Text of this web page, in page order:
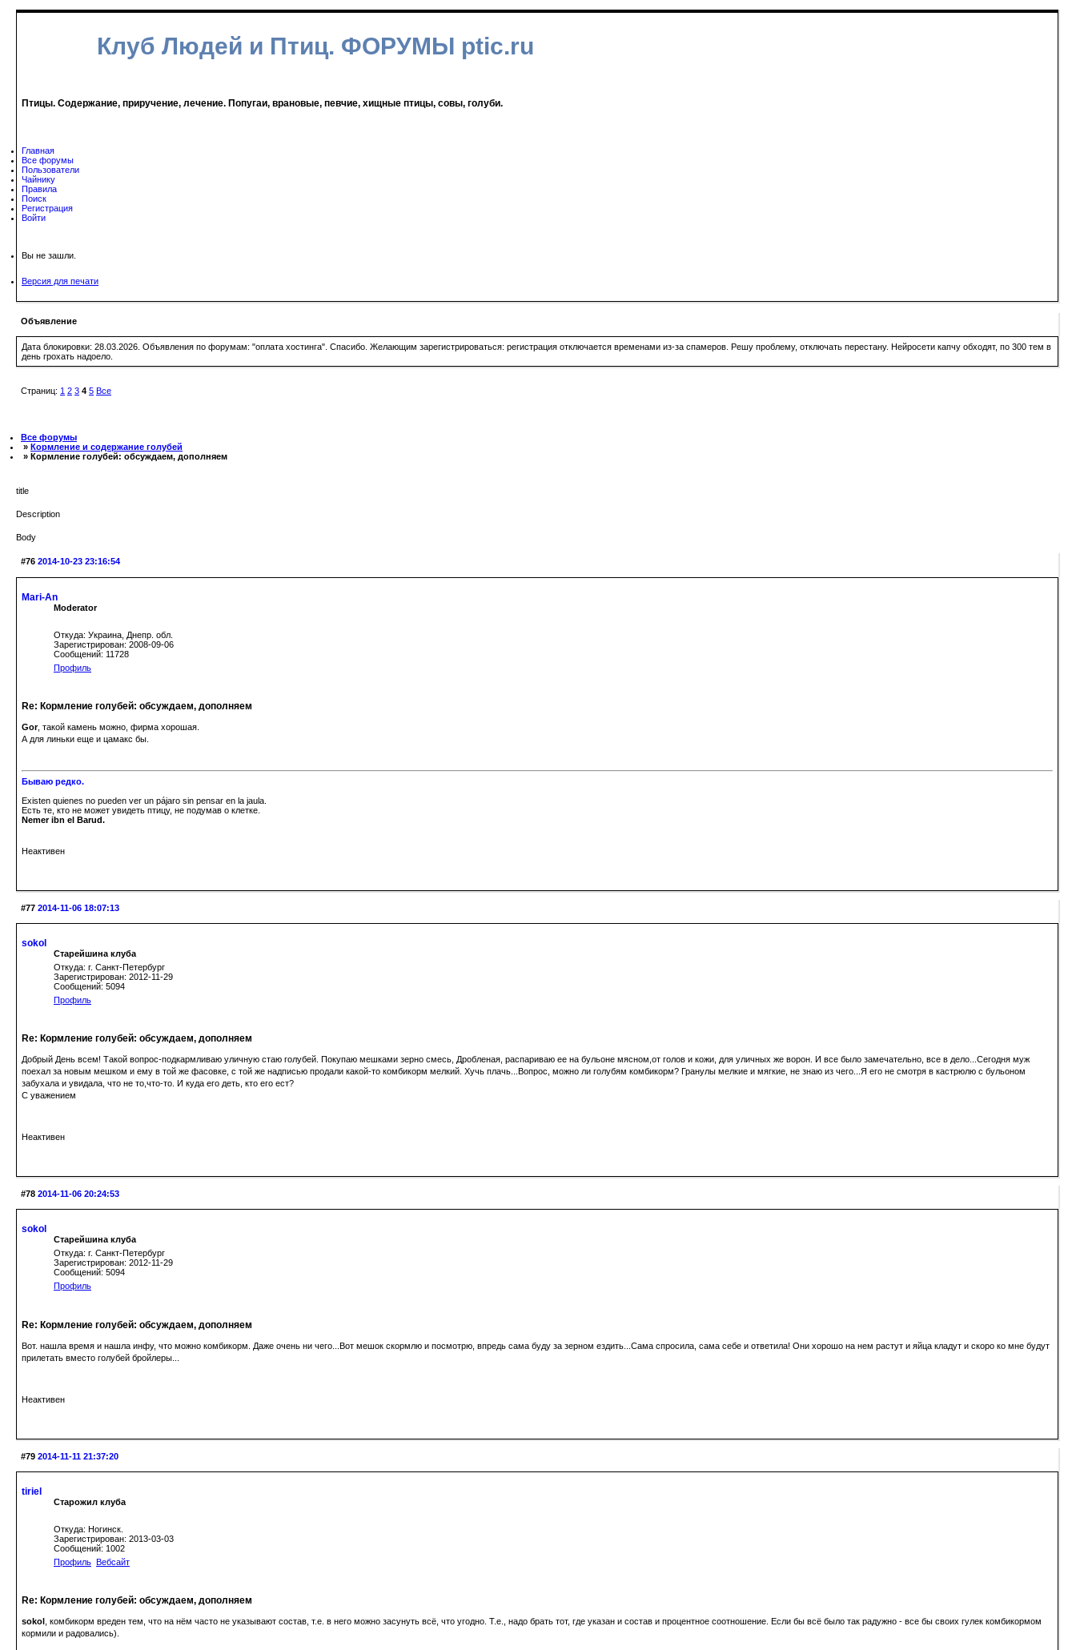
Клуб Людей и Птиц. ФОРУМЫ ptic.ru
Птицы. Содержание, приручение, лечение. Попугаи, врановые, певчие, хищные птицы, совы, голуби.
Главная
Все форумы
Пользователи
Чайнику
Правила
Поиск
Регистрация
Войти
Вы не зашли.
Версия для печати
Объявление
Дата блокировки: 28.03.2026. Объявления по форумам: "оплата хостинга". Спасибо. Желающим зарегистрироваться: регистрация отключается временами из-за спамеров. Решу проблему, отключать перестану. Нейросети капчу обходят, по 300 тем в
день грохать надоело.
Страниц: 1 2 3 4 5 Все
Все форумы
» Кормление и содержание голубей
» Кормление голубей: обсуждаем, дополняем
title
Description
Body
#76 2014-10-23 23:16:54
Mari-An
Moderator
Откуда: Украина, Днепр. обл.
Зарегистрирован: 2008-09-06
Сообщений: 11728
Профиль
Re: Кормление голубей: обсуждаем, дополняем
Gor, такой камень можно, фирма хорошая.
А для линьки еще и цамакс бы.
Бываю редко.
Existen quienes no pueden ver un pájaro sin pensar en la jaula.
Есть те, кто не может увидеть птицу, не подумав о клетке.
Nemer ibn el Barud.
Неактивен
#77 2014-11-06 18:07:13
sokol
Старейшина клуба
Откуда: г. Санкт-Петербург
Зарегистрирован: 2012-11-29
Сообщений: 5094
Профиль
Re: Кормление голубей: обсуждаем, дополняем
Добрый День всем! Такой вопрос-подкармливаю уличную стаю голубей. Покупаю мешками зерно смесь, Дробленая, распариваю ее на бульоне мясном,от голов и кожи, для уличных же ворон. И все было замечательно, все в дело...Сегодня муж
поехал за новым мешком и ему в той же фасовке, с той же надписью продали какой-то комбикорм мелкий. Хучь плачь...Вопрос, можно ли голубям комбикорм? Гранулы мелкие и мягкие, не знаю из чего...Я его не смотря в кастрюлю с бульоном
забухала и увидала, что не то,что-то. И куда его деть, кто его ест?
С уважением
Неактивен
#78 2014-11-06 20:24:53
sokol
Старейшина клуба
Откуда: г. Санкт-Петербург
Зарегистрирован: 2012-11-29
Сообщений: 5094
Профиль
Re: Кормление голубей: обсуждаем, дополняем
Вот. нашла время и нашла инфу, что можно комбикорм. Даже очень ни чего...Вот мешок скормлю и посмотрю, впредь сама буду за зерном ездить...Сама спросила, сама себе и ответила! Они хорошо на нем растут и яйца кладут и скоро ко мне будут
прилетать вместо голубей бройлеры...
Неактивен
#79 2014-11-11 21:37:20
tiriel
Старожил клуба
Откуда: Ногинск.
Зарегистрирован: 2013-03-03
Сообщений: 1002
Профиль Вебсайт
Re: Кормление голубей: обсуждаем, дополняем
sokol , комбикорм вреден тем, что на нём часто не указывают состав, т.е. в него можно засунуть всё, что угодно. Т.е., надо брать тот, где указан и состав и процентное соотношение. Если бы всё было так радужно - все бы своих гулек комбикормом
кормили и радовались).